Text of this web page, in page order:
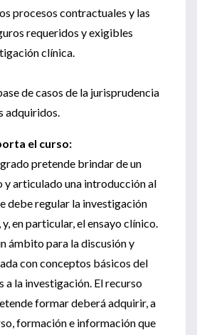
procesos contractuales y las
requeridos y exigibles
clínica.
de casos de la jurisprudencia
adquiridos.
el curso:
pretende brindar de un
y articulado una introducción al
debe regular la investigación
en particular, el ensayo clínico.
ámbito para la discusión y
con conceptos básicos del
a la investigación. El recurso
formar deberá adquirir, a
formación e información que